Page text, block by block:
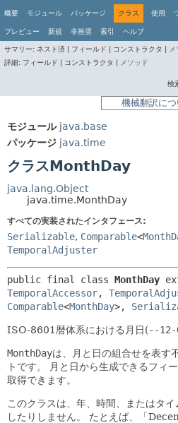
概要 モジュール パッケージ クラス 使用
プレビュー 新規 非推奨 索引 ヘルプ
サマリー: ネスト済 | フィールド | コンストラクタ |
詳細: フィールド | コンストラクタ | メソッド
検
機械翻訳につ
モジュール java.base
パッケージ java.time
クラスMonthDay
java.lang.Object
java.time.MonthDay
すべての実装されたインタフェース:
Serializable, Comparable<
TemporalAdjuster
public final class MonthDay
TemporalAccessor,
Comparable<MonthDay>,
ISO-8601暦体系における月日(--12-
MonthDayは、月と日の組合せを表す
トです。
月と日から生成できるフィ
取得できます。
このクラスは、年、時間、またはタ
したりしません。
たとえば、「